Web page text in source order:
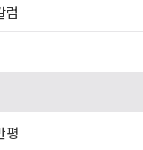
럼
평